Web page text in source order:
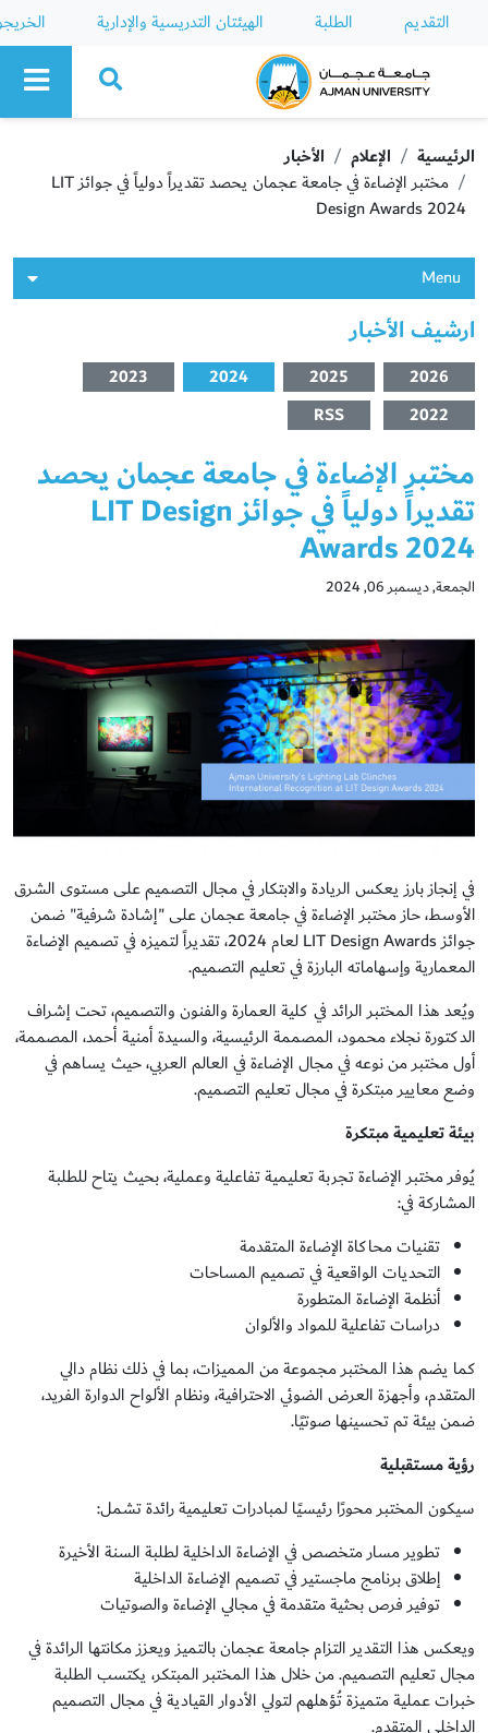
التقديم الطلبة الهيئتان التدريسية والإدارية
Ajman University
الرئيسية الإعلام
الأخبار
مختبر الإضاءة في جامعة عجمان يحصد تقديراً دولياً في جوائز LIT
Design Awards 2024
Menu
ارشيف الأخبار
2026
2025
2024
2023
2022
RSS
مختبر الإضاءة في جامعة عجمان يحصد
تقديراً دولياً في جوائز LIT Design
Awards 2024
الجمعة, ديسمبر 06, 2024
في إنجاز بارز يعكس الريادة والابتكار في مجال التصميم على مستوى الشرق
الأوسط، حاز مختبر الإضاءة في جامعة عجمان على "إشادة شرفية" ضمن
جوائز LIT Design Awards لعام 2024، تقديراً لتميزه في تصميم الإضاءة
المعمارية وإسهاماته البارزة في تعليم التصميم.
ويُعد هذا المختبر الرائد في كلية العمارة والفنون والتصميم، تحت إشراف
الدكتورة نجلاء محمود، المصممة الرئيسية، والسيدة أمنية أحمد، المصممة،
أول مختبر من نوعه في مجال الإضاءة في العالم العربي، حيث يساهم في
وضع معايير مبتكرة في مجال تعليم التصميم.
بيئة تعليمية مبتكرة
يُوفر مختبر الإضاءة تجربة تعليمية تفاعلية وعملية، بحيث يتاح للطلبة
المشاركة في:
تقنيات محاكاة الإضاءة المتقدمة
التحديات الواقعية في تصميم المساحات
أنظمة الإضاءة المتطورة
دراسات تفاعلية للمواد والألوان
كما يضم هذا المختبر مجموعة من المميزات، بما في ذلك نظام دالي
المتقدم، وأجهزة العرض الضوئي الاحترافية، ونظام الألواح الدوارة الفريد،
ضمن بيئة تم تحسينها صوتيًا.
رؤية مستقبلية
سيكون المختبر محورًا رئيسيًا لمبادرات تعليمية رائدة تشمل:
تطوير مسار متخصص في الإضاءة الداخلية لطلبة السنة الأخيرة
إطلاق برنامج ماجستير في تصميم الإضاءة الداخلية
توفير فرص بحثية متقدمة في مجالي الإضاءة والصوتيات
ويعكس هذا التقدير التزام جامعة عجمان بالتميز ويعزز مكانتها الرائدة في
مجال تعليم التصميم. من خلال هذا المختبر المبتكر، يكتسب الطلبة
خبرات عملية متميزة تُؤهلهم لتولي الأدوار القيادية في مجال التصميم
الداخلي المتقدم.